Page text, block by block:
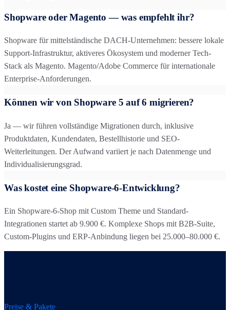
Shopware oder Magento — was empfehlt ihr?
Shopware für mittelständische DACH-Unternehmen: bessere lokale
Support-Infrastruktur, aktiveres Ökosystem und moderner Tech-
Stack als Magento. Magento/Adobe Commerce für internationale
Enterprise-Anforderungen.
Können wir von Shopware 5 auf 6 migrieren?
Ja — wir führen vollständige Migrationen durch, inklusive
Produktdaten, Kundendaten, Bestellhistorie und SEO-
Weiterleitungen. Der Aufwand variiert je nach Datenmenge und
Individualisierungsgrad.
Was kostet eine Shopware-6-Entwicklung?
Ein Shopware-6-Shop mit Custom Theme und Standard-
Integrationen startet ab 9.900 €. Komplexe Shops mit B2B-Suite,
Custom-Plugins und ERP-Anbindung liegen bei 25.000–80.000 €.
Preise & Pakete